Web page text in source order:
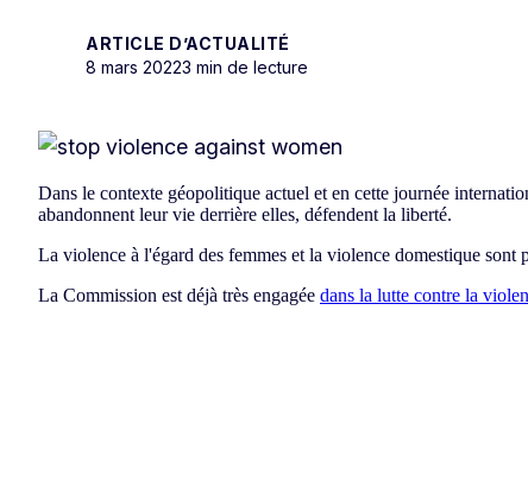
ARTICLE D’ACTUALITÉ
8 mars 20223 min de lecture
Dans le contexte géopolitique actuel et en cette journée
abandonnent leur vie derrière elles, défendent la liberté.
La violence à l'égard des femmes et la violence domestique
La Commission est déjà très engagée dans la lutte contre la